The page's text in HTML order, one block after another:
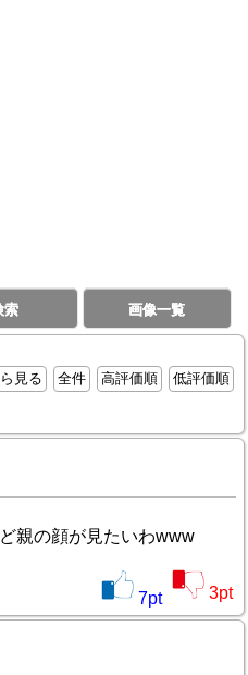
索 画像一覧
見る 全件 高評価順
低評価順
親の顔が見たいわwww
7pt 3pt